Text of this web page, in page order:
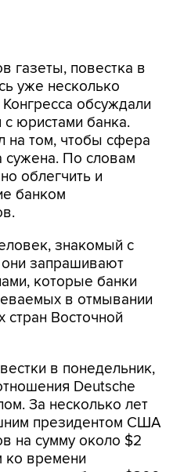
обсуждали
юристами банка.
на том, чтобы сфера
сужена. По словам
облегчить и
банком
знакомый с
которые банки
в отмывании
стран Восточной
в понедельник,
За несколько лет
президентом США
на сумму около $2
ко времени
более $300
от Deutsche Bank.